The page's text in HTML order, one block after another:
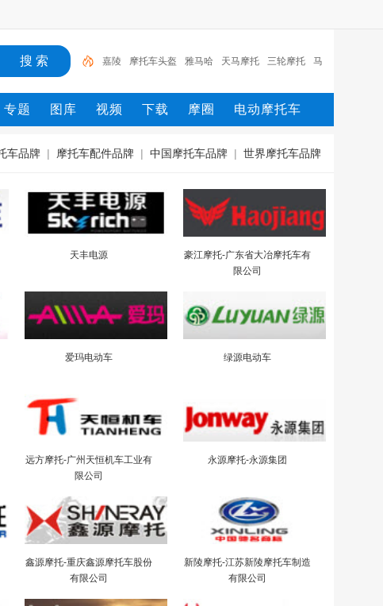
摩托车头盔 雅马哈 天马摩托 三轮摩托 马 全球
摩托车配件 摩托车 豪爵 嘉陵
专题 图库 视频 下载 摩圈 电动摩托车
车品牌 | 摩托车配件品牌 | 中国摩托车品牌 | 世界摩托车品牌
天丰电源
豪江摩托-广东省大冶摩托车有
限公司
爱玛电动车 绿源电动车
远方摩托-广州天恒机车工业有
限公司
永源摩托-永源集团
鑫源摩托-重庆鑫源摩托车股份
有限公司
新陵摩托-江苏新陵摩托车制造
有限公司